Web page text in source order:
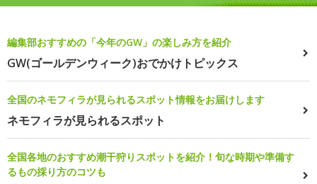
編集部おすすめの「今年のGW」の楽しみ方を紹介
GW(ゴールデンウィーク)おでかけトピックス
全国のネモフィラが見られるスポット情報をお届けします
ネモフィラが見られるスポット
全国各地のおすすめ潮干狩りスポットを紹介！旬な時期や準備す
るもの採り方のコツも